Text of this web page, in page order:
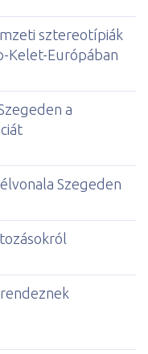
sztereotípiák
Kelet-Európában
a
Szegeden